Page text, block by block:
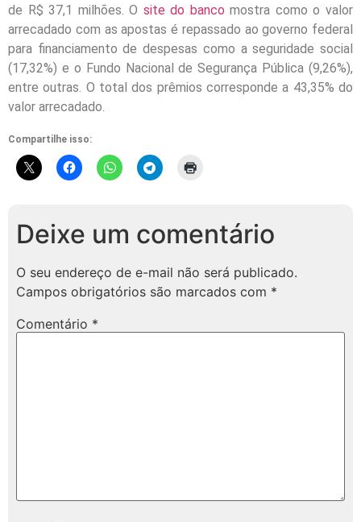
de R$ 37,1 milhões. O site do banco mostra como o valor
arrecadado com as apostas é repassado ao governo federal
para financiamento de despesas como a seguridade social
(17,32%) e o Fundo Nacional de Segurança Pública (9,26%),
entre outras. O total dos prêmios corresponde a 43,35% do
valor arrecadado.
Compartilhe isso:
Deixe um comentário
O seu endereço de e-mail não será publicado.
Campos obrigatórios são marcados com *
Comentário *